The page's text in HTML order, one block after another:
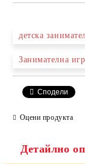
Ние ще се
детска
Занимателна
Сподели
Оцени продукта
Детайлно